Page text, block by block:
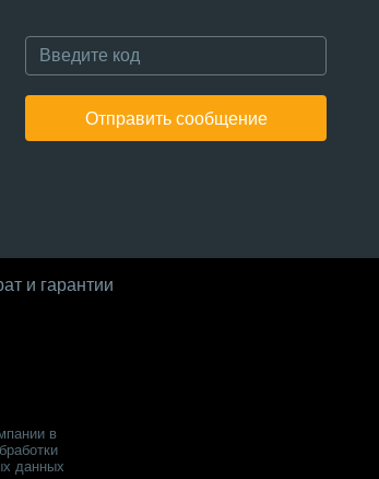
Отправить сообщение
и гарантии
в
данных